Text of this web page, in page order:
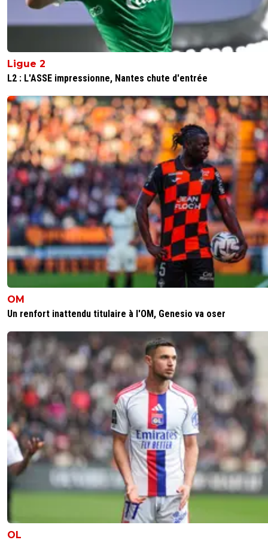
Ligue 2
L2 : L'ASSE impressionne, Nantes chute d'entrée
OM
Un renfort inattendu titulaire à l'OM, Genesio va oser
OL